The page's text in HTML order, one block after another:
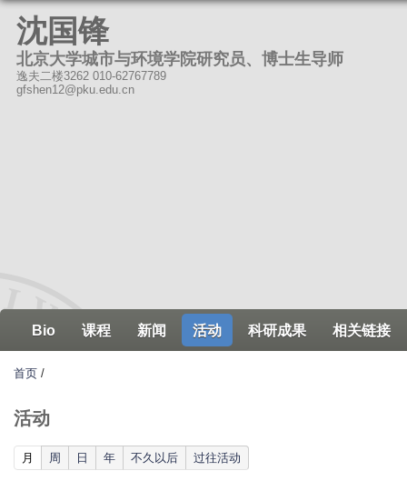
沈国锋
北京大学城市与环境学院研究员、博士生导师
逸夫二楼3262 010-62767789
gfshen12@pku.edu.cn
Bio 课程 新闻 活动 科研成果 相关链接
首页 /
活动
月 (active tab)
周 日 年 不久以后 过往活动